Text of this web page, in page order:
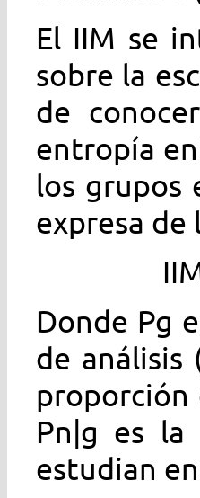
El IIM se
sobre la
de
entropía
los grupos
expresa de
Donde Pg
de análisis
proporción
Pn|g es la
estudian